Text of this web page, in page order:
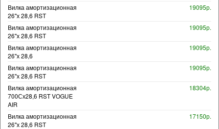
Вилка амортизационная
26"х 28,6 RST
19095р.
Вилка амортизационная
26"х 28,6 RST
19095р.
Вилка амортизационная
26"х 28,6
19095р.
Вилка амортизационная
26"х 28,6 RST
19095р.
Вилка амортизационная
700Сх28,6 RST VOGUE
AIR
18304р.
Вилка амортизационная
26"х 28,6 RST
17150р.